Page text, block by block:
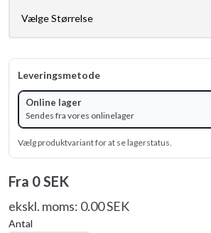
Leveringsmetode
Online lager
Sendes fra vores onlinelager
Vælg produktvariant for at se lagerstatus.
Fra 0 SEK
ekskl. moms: 0.00 SEK
Antal